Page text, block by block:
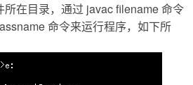
在目录，通过 javac filename 命令
命令来运行程序，如下所